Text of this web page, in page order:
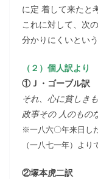
に定 着して来た
これに対して、次
分かりにくいとい
（２）個人訳より
①Ｊ・ゴーブル訳
それ、心に貧しき
政事その 人のもの
※一八六〇年来日し
（一八七一年）より
②塚本虎二訳